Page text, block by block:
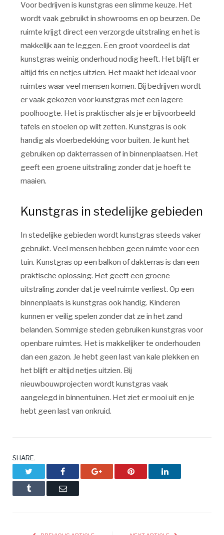
Voor bedrijven is kunstgras een slimme keuze. Het
wordt vaak gebruikt in showrooms en op beurzen. De
ruimte krijgt direct een verzorgde uitstraling en het is
makkelijk aan te leggen. Een groot voordeel is dat
kunstgras weinig onderhoud nodig heeft. Het blijft er
altijd fris en netjes uitzien. Het maakt het ideaal voor
ruimtes waar veel mensen komen. Bij bedrijven wordt
er vaak gekozen voor kunstgras met een lagere
poolhoogte. Het is praktischer als je er bijvoorbeeld
tafels en stoelen op wilt zetten. Kunstgras is ook
handig als vloerbedekking voor buiten. Je kunt het
gebruiken op dakterrassen of in binnenplaatsen. Het
geeft een groene uitstraling zonder dat je hoeft te
maaien.
Kunstgras in stedelijke gebieden
In stedelijke gebieden wordt kunstgras steeds vaker
gebruikt. Veel mensen hebben geen ruimte voor een
tuin. Kunstgras op een balkon of dakterras is dan een
praktische oplossing. Het geeft een groene
uitstraling zonder dat je veel ruimte verliest. Op een
binnenplaats is kunstgras ook handig. Kinderen
kunnen er veilig spelen zonder dat ze in het zand
belanden. Sommige steden gebruiken kunstgras voor
openbare ruimtes. Het is makkelijker te onderhouden
dan een gazon. Je hebt geen last van kale plekken en
het blijft er altijd netjes uitzien. Bij
nieuwbouwprojecten wordt kunstgras vaak
aangelegd in binnentuinen. Het ziet er mooi uit en je
hebt geen last van onkruid.
SHARE.
Facebook Google+ Pinterest LinkedIn
Tumblr Email